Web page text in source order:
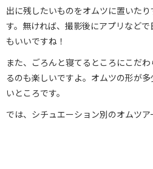
出に残したいものをオムツに置いた
す。無ければ、撮影後にアプリなど
もいいですね！
また、ごろんと寝てるところにこだ
るのも楽しいですよ。オムツの形が
いところです。
では、シチュエーション別のオムツア